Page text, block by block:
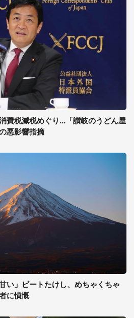
費税減税めぐり...「讃岐のうどん屋
悪影響指摘
い」ビートたけし、めちゃくちゃ
に憤慨